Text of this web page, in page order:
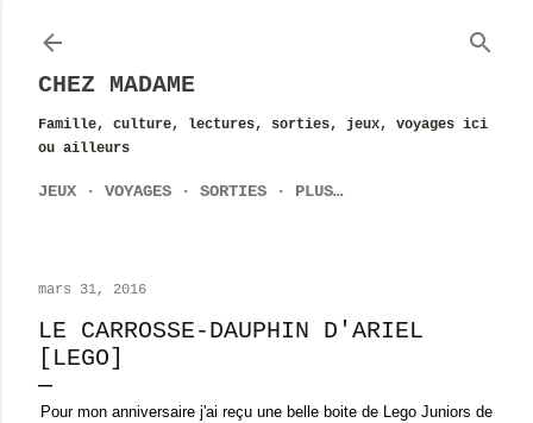
CHEZ MADAME
Famille, culture, lectures, sorties, jeux, voyages ici
ou ailleurs
JEUX VOYAGES SORTIES PLUS…
mars 31, 2016
LE CARROSSE-DAUPHIN D'ARIEL
[LEGO]
Pour mon anniversaire j'ai reçu une belle boite de Lego Juniors de